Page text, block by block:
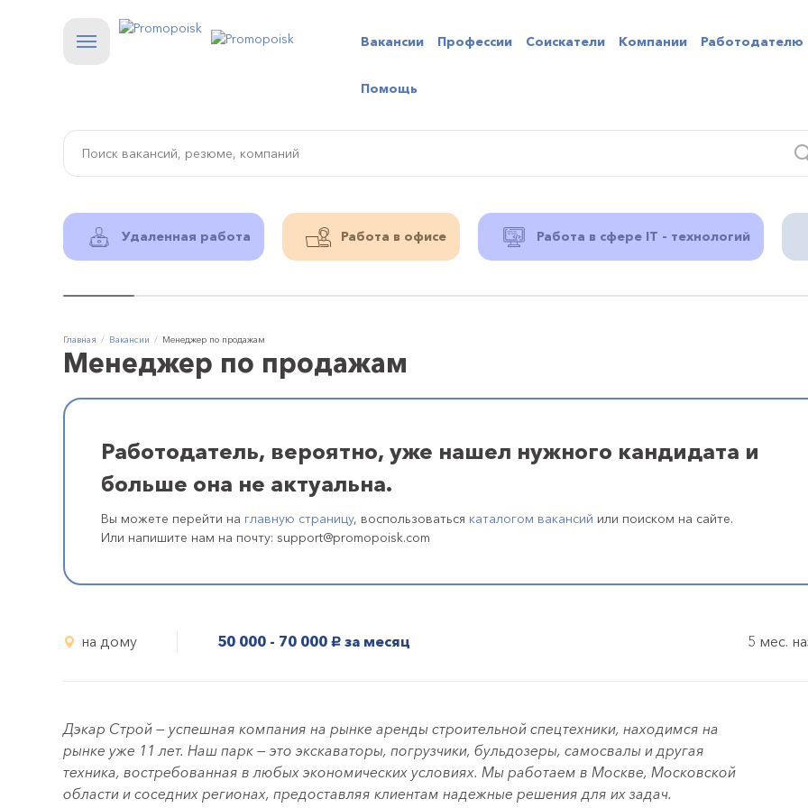
Вакансии Профессии Соискатели Компании Работодателю
Помощь
Удаленная работа Работа в офисе Работа в сфере IT - технологий
Главная Вакансии Менеджер по продажам
Менеджер по продажам
Работодатель, вероятно, уже нашел нужного кандидата и
больше она не актуальна.
Вы можете перейти на главную страницу, воспользоваться каталогом вакансий или поиском на сайте.
Или напишите нам на почту: support@promopoisk.com
на дому 50 000 - 70 000 руб. за месяц 5 мес.
Дэкар Строй — успешная компания на рынке аренды строительной спецтехники, находимся на
рынке уже 11 лет. Наш парк — это экскаваторы, погрузчики, бульдозеры, самосвалы и другая
техника, востребованная в любых экономических условиях. Мы работаем в Москве, Московской
области и соседних регионах, предоставляя клиентам надежные решения для их задач.